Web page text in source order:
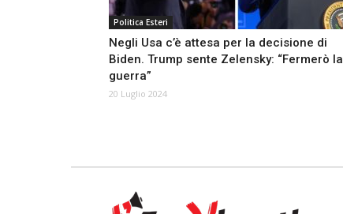
Politica Esteri
Negli Usa c’è attesa per la decisione di
Biden. Trump sente Zelensky: “Fermerò la
guerra”
20 Luglio 2024